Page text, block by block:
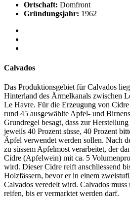
Ortschaft: Domfront
Gründungsjahr: 1962
Calvados
Das Produktionsgebiet für Calvados
Hinterland des Ärmelkanals zwischen
Le Havre. Für die Erzeugung von
rund 45 ausgewählte Apfel- und
Grundregel besagt, dass zur
jeweils 40 Prozent süsse, 40 Prozent
Äpfel verwendet werden sollen. Nach
zu süssem Apfelmost verarbeitet, der
Cidre (Apfelwein) mit ca. 5
wird. Dieser Cidre reift anschliessend
Holzfässern, bevor er in einem
Calvados veredelt wird. Calvados muss
reifen, bis er vermarktet werden darf.